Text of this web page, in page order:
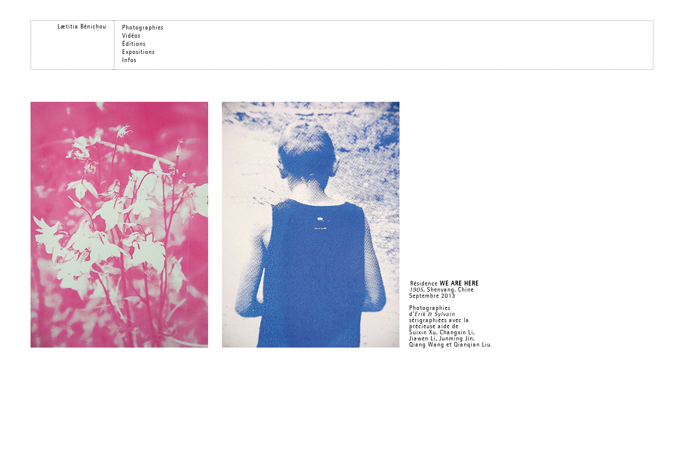
Lætitia Bénichou
Photographies
Vidéos
Éditions
Expositions
Infos
Résidence WE ARE HERE
1905, Shenyang, Chine
Septembre 2013
Photographies
d’Erik & Sylvain
sérigraphiées avec la
précieuse aide de
Suixin Xu, Changxin Li,
Jiawen Li, Junming Jin,
Qiang Wang et Qianqian Liu.